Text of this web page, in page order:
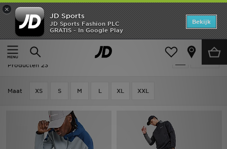
×
JD Sports
JD Sports Fashion PLC
GRATIS - In Google Play
Bekijk
Thuis
Heren Herenkleding Joggingbroeken
Heren - Berghaus Joggingbroeken
Producten 23
Maat XS S M L XL XXL
Home
Offers
New In